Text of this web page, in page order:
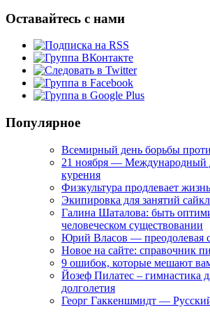
Оставайтесь с нами
Популярное
Всемирный день борьбы
21 ноября — Международный
курения
Физкультура продлевает жизнь
Экипировка для занятий
Галина Шаталова: быть
человеческом существовании
Юрий Власов — преодолевая
Новое на сайте: справочник
9 ошибок, которые мешают
Йозеф Пилатес – гимнастика
долголетия
Георг Гаккеншмидт —